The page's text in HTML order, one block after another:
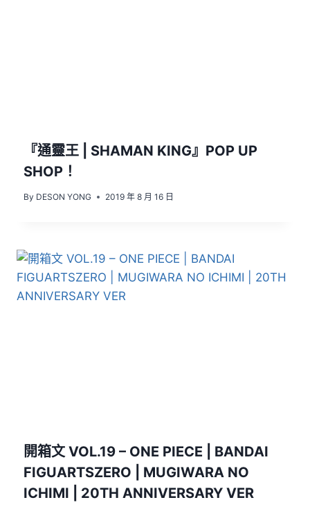
『通靈王 | SHAMAN KING』POP UP
SHOP！
By DESON YONG 2019 年 8 月 16 日
開箱文 VOL.19 – ONE PIECE | BANDAI
FIGUARTSZERO | MUGIWARA NO
ICHIMI | 20TH ANNIVERSARY VER